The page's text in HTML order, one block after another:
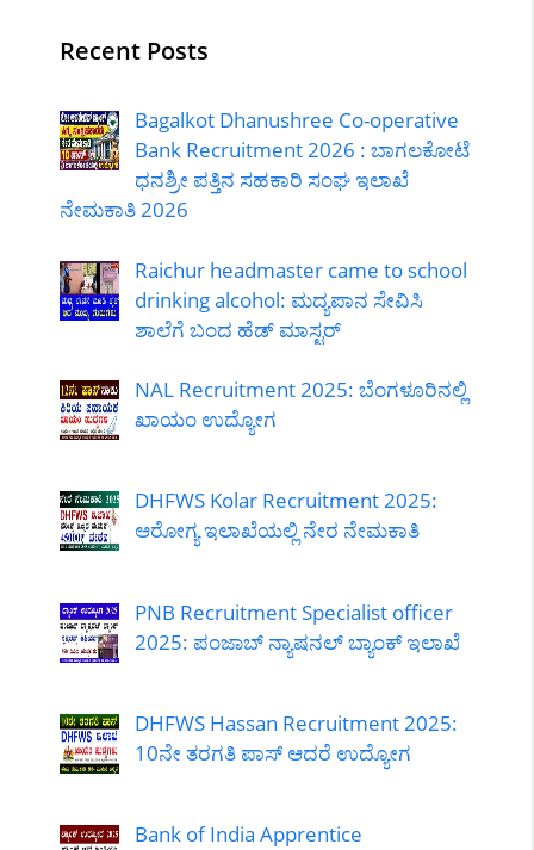
Recent Posts
Bagalkot Dhanushree Co-operative
Bank Recruitment 2026 : ಬಾಗಲಕೋಟೆ
ಧನಶ್ರೀ ಪತ್ತಿನ ಸಹಕಾರಿ ಸಂಘ ಇಲಾಖೆ
ನೇಮಕಾತಿ 2026
Raichur headmaster came to school
drinking alcohol: ಮದ್ಯಪಾನ ಸೇವಿಸಿ
ಶಾಲೆಗೆ ಬಂದ ಹೆಡ್ ಮಾಸ್ಟರ್
NAL Recruitment 2025: ಬೆಂಗಳೂರಿನಲ್ಲಿ
ಖಾಯಂ ಉದ್ಯೋಗ
DHFWS Kolar Recruitment 2025:
ಆರೋಗ್ಯ ಇಲಾಖೆಯಲ್ಲಿ ನೇರ ನೇಮಕಾತಿ
PNB Recruitment Specialist officer
2025: ಪಂಜಾಬ್ ನ್ಯಾಷನಲ್ ಬ್ಯಾಂಕ್ ಇಲಾಖೆ
DHFWS Hassan Recruitment 2025:
10ನೇ ತರಗತಿ ಪಾಸ್ ಆದರೆ ಉದ್ಯೋಗ
Bank of India Apprentice